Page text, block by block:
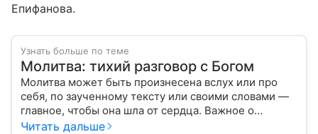
Епифанова.
Узнать больше по теме
Молитва: тихий разговор с Богом
Молитва может быть произнесена вслух или про
себя, по заученному тексту или своими словами —
главное, чтобы она шла от сердца. Важное о
значении молитв — в нашем материале.
Читать дальше